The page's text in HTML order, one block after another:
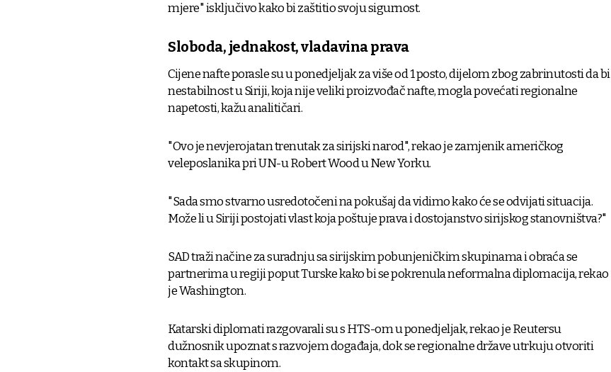
mjere" isključivo kako bi zaštitio svoju sigurnost.
Sloboda, jednakost, vladavina prava
Cijene nafte porasle su u ponedjeljak za više od 1 posto, dijelom zbog zabrinutosti da bi
nestabilnost u Siriji, koja nije veliki proizvođač nafte, mogla povećati regionalne
napetosti, kažu analitičari.
"Ovo je nevjerojatan trenutak za sirijski narod", rekao je zamjenik američkog
veleposlanika pri UN-u Robert Wood u New Yorku.
"Sada smo stvarno usredotočeni na pokušaj da vidimo kako će se odvijati situacija.
Može li u Siriji postojati vlast koja poštuje prava i dostojanstvo sirijskog stanovništva?"
SAD traži načine za suradnju sa sirijskim pobunjeničkim skupinama i obraća se
partnerima u regiji poput Turske kako bi se pokrenula neformalna diplomacija, rekao
je Washington.
Katarski diplomati razgovarali su s HTS-om u ponedjeljak, rekao je Reutersu
dužnosnik upoznat s razvojem događaja, dok se regionalne države utrkuju otvoriti
kontakt sa skupinom.